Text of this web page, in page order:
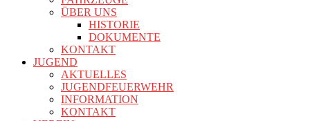
ÜBER UNS
HISTORIE
DOKUMENTE
KONTAKT
JUGEND
AKTUELLES
JUGENDFEUERWEHR
INFORMATION
KONTAKT